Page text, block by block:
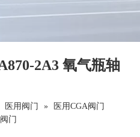
2A3 氧气瓶轴
医用阀门 »
医用CGA阀门
门